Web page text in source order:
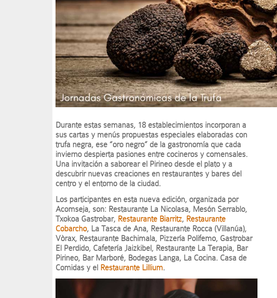
Durante estas semanas, 18 establecimientos incorporan a
sus cartas y menús propuestas especiales elaboradas con
trufa negra, ese “oro negro” de la gastronomía que cada
invierno despierta pasiones entre cocineros y comensales.
Una invitación a saborear el Pirineo desde el plato y a
descubrir nuevas creaciones en restaurantes y bares del
centro y el entorno de la ciudad.
Los participantes en esta nueva edición, organizada por
Acomseja, son: Restaurante La Nicolasa, Mesón Serrablo,
Txokoa Gastrobar, Restaurante Biarritz, Restaurante
Cobarcho, La Tasca de Ana, Restaurante Rocca (Villanúa),
Vòrax, Restaurante Bachimala, Pizzería Polifemo, Gastrobar
El Perdido, Cafetería Jaizkibel, Restaurante La Terapia, Bar
Pirineo, Bar Marboré, Bodegas Langa, La Cocina. Casa de
Comidas y el Restaurante Lillium.